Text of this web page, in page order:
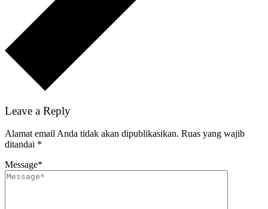
Leave a Reply
Alamat email Anda tidak akan dipublikasikan. Ruas yang wajib
ditandai *
Message*